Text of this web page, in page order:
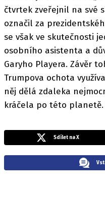
čtvrtek zveřejnil na své
označil za
se však ve skutečnosti
osobního asistenta a
Garyho Playera. Závěr
Trumpova ochota
něj dělá zdaleka
kráčela po této planetě.
Sdílet na X